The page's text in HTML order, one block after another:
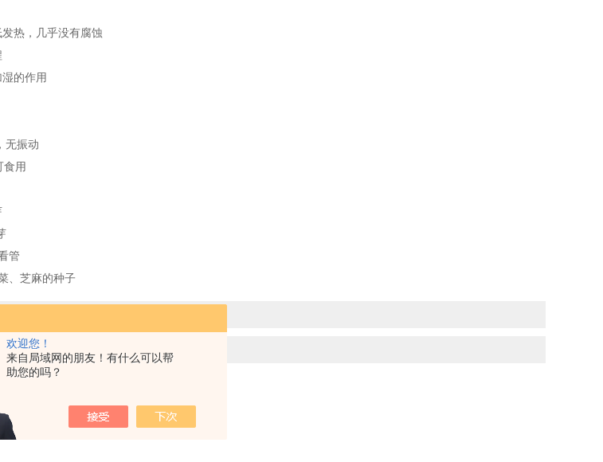
欢迎您！
来自局域网的朋友！有什么可以帮
助您的吗？
热，几乎没有腐蚀
的作用
无振动
食用
管
、芝麻的种子